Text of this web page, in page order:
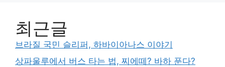
최근글
브라질 국민 슬리퍼, 하바이아나스 이야기
상파울루에서 버스 타는 법, 찌에떼? 바하 푼다?